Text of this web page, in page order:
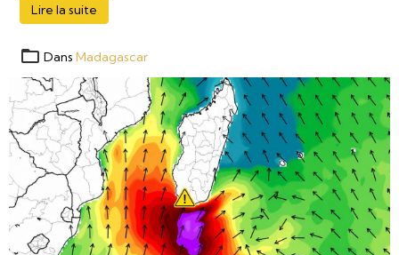
Lire la suite
Dans Madagascar